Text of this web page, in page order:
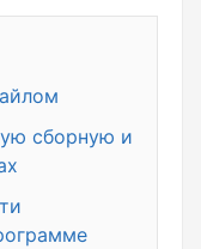
сборную и